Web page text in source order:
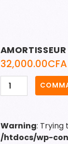
AMORTISSEUR
32,000.00CFA
quantité
de
Warning: Trying
/htdocs/wp-